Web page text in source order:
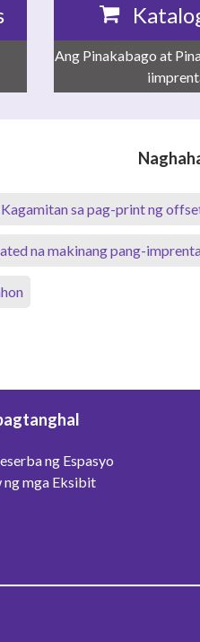
Ang Pinakabago at
Kagamitan sa pag-print ng
na makinang pang-
ng Espasyo
ng mga Eksibit